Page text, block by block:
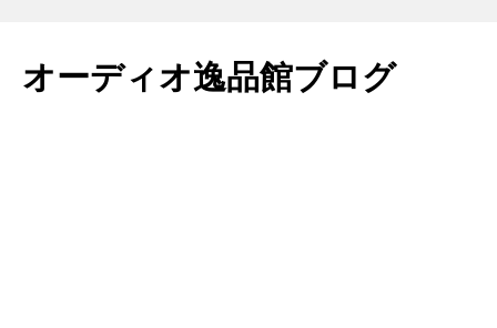
テ
ン
オーディオ逸品館ブログ